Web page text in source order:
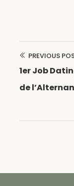
de
PREVIOUS
1er Job
de